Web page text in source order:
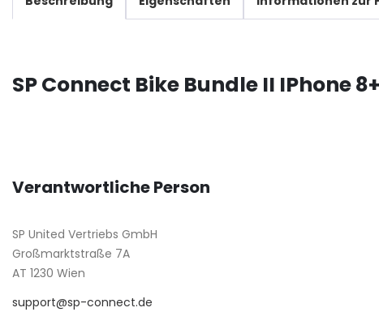
SP Connect Bike Bundle II IPhone
Verantwortliche Person
SP United Vertriebs GmbH
Großmarktstraße 7A
AT 1230 Wien
support@sp-connect.de